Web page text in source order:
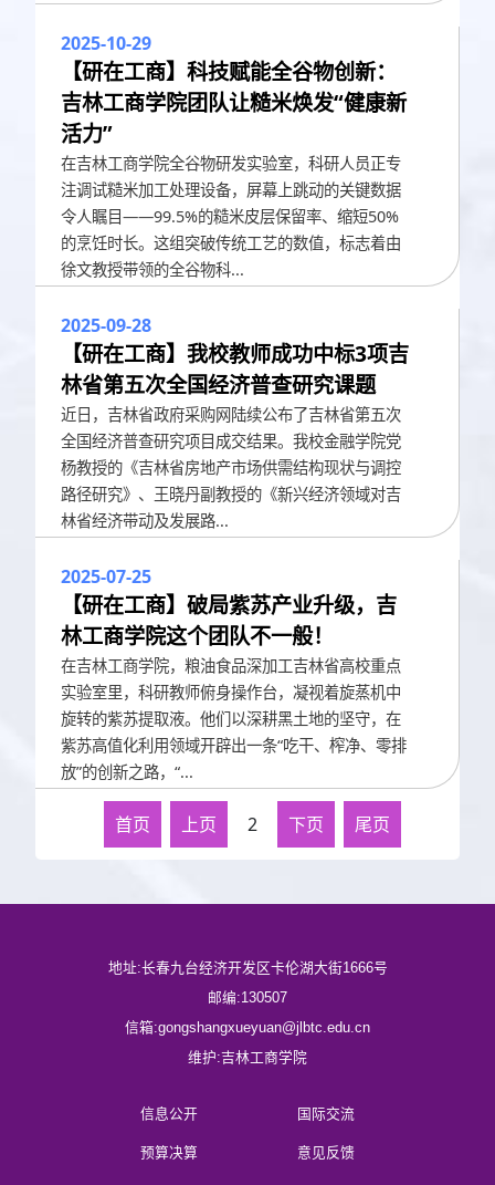
2025-10-29
【研在工商】科技赋能全谷物创新：
吉林工商学院团队让糙米焕发“健康新
活力”
在吉林工商学院全谷物研发实验室，科研人员正专
注调试糙米加工处理设备，屏幕上跳动的关键数据
令人瞩目——99.5%的糙米皮层保留率、缩短50%
的烹饪时长。这组突破传统工艺的数值，标志着由
徐文教授带领的全谷物科...
2025-09-28
【研在工商】我校教师成功中标3项吉
林省第五次全国经济普查研究课题
近日，吉林省政府采购网陆续公布了吉林省第五次
全国经济普查研究项目成交结果。我校金融学院党
杨教授的《吉林省房地产市场供需结构现状与调控
路径研究》、王晓丹副教授的《新兴经济领域对吉
林省经济带动及发展路...
2025-07-25
【研在工商】破局紫苏产业升级，吉
林工商学院这个团队不一般！
在吉林工商学院，粮油食品深加工吉林省高校重点
实验室里，科研教师俯身操作台，凝视着旋蒸机中
旋转的紫苏提取液。他们以深耕黑土地的坚守，在
紫苏高值化利用领域开辟出一条“吃干、榨净、零排
放”的创新之路，“...
首页 上页 2 下页 尾页
地址:长春九台经济开发区卡伦湖大街1666号
邮编:130507
信箱:gongshangxueyuan@jlbtc.edu.cn
维护:吉林工商学院
信息公开 国际交流
预算决算 意见反馈